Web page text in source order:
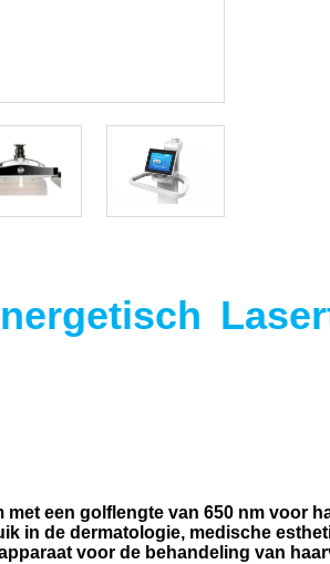
met een golflengte van 650 nm
in de dermatologie, medische
voor de behandeling van